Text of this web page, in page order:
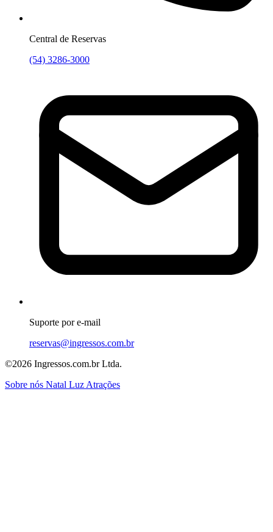
Central de Reservas
(54) 3286-3000
Suporte por e-mail
reservas@ingressos.com.br
©2026 Ingressos.com.br Ltda.
Sobre nós Natal Luz Atrações